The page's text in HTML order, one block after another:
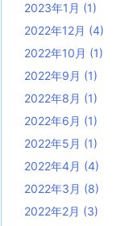
2023年1月 (1)
2022年12月 (4)
2022年10月 (1)
2022年9月 (1)
2022年8月 (1)
2022年6月 (1)
2022年5月 (1)
2022年4月 (4)
2022年3月 (8)
2022年2月 (3)